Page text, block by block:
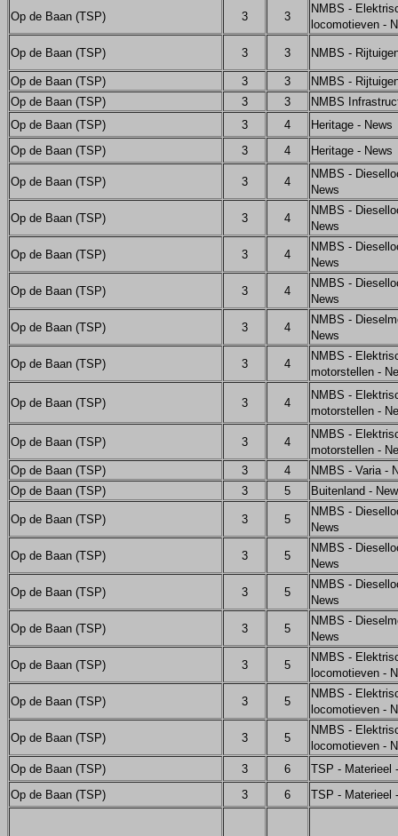
Op de Baan (TSP) 3 3
NMBS -
locomotieven -
Op de Baan (TSP) 3 3 NMBS -
Op de Baan (TSP) 3 3
NMBS -
Op de Baan (TSP)
3 3
NMBS
Op de Baan (TSP)
3 4
Heritage - News
Op de Baan (TSP)
3 4 Heritage - News
Op de Baan (TSP) 3 4
NMBS -
News
Op de Baan (TSP) 3 4
NMBS -
News
Op de Baan (TSP) 3 4
NMBS -
News
Op de Baan (TSP) 3 4
NMBS -
News
Op de Baan (TSP) 3 4
NMBS -
News
Op de Baan (TSP) 3 4
NMBS -
motorstellen -
Op de Baan (TSP) 3 4
NMBS -
motorstellen -
Op de Baan (TSP) 3 4
NMBS -
motorstellen -
Op de Baan (TSP)
3 4
NMBS - Varia -
Op de Baan (TSP)
3 5 Buitenland -
Op de Baan (TSP) 3 5
NMBS -
News
Op de Baan (TSP) 3 5
NMBS -
News
Op de Baan (TSP) 3 5
NMBS -
News
Op de Baan (TSP) 3 5
NMBS -
News
Op de Baan (TSP) 3 5
NMBS -
locomotieven -
Op de Baan (TSP) 3 5
NMBS -
locomotieven -
Op de Baan (TSP) 3 5
NMBS -
locomotieven -
Op de Baan (TSP)
3 6
TSP - Materieel
Op de Baan (TSP)
3 6 TSP - Materieel